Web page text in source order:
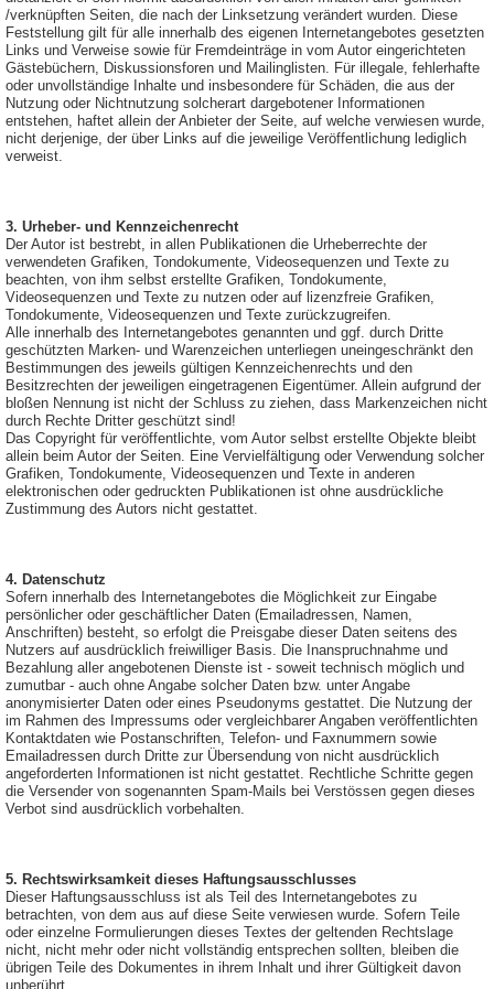
/verknüpften Seiten, die nach der Linksetzung verändert wurden. Diese
Feststellung gilt für alle innerhalb des eigenen Internetangebotes gesetzten
Links und Verweise sowie für Fremdeinträge in vom Autor eingerichteten
Gästebüchern, Diskussionsforen und Mailinglisten. Für illegale, fehlerhafte
oder unvollständige Inhalte und insbesondere für Schäden, die aus der
Nutzung oder Nichtnutzung solcherart dargebotener Informationen
entstehen, haftet allein der Anbieter der Seite, auf welche verwiesen wurde,
nicht derjenige, der über Links auf die jeweilige Veröffentlichung lediglich
verweist.
3. Urheber- und Kennzeichenrecht
Der Autor ist bestrebt, in allen Publikationen die Urheberrechte der
verwendeten Grafiken, Tondokumente, Videosequenzen und Texte zu
beachten, von ihm selbst erstellte Grafiken, Tondokumente,
Videosequenzen und Texte zu nutzen oder auf lizenzfreie Grafiken,
Tondokumente, Videosequenzen und Texte zurückzugreifen.
Alle innerhalb des Internetangebotes genannten und ggf. durch Dritte
geschützten Marken- und Warenzeichen unterliegen uneingeschränkt den
Bestimmungen des jeweils gültigen Kennzeichenrechts und den
Besitzrechten der jeweiligen eingetragenen Eigentümer. Allein aufgrund der
bloßen Nennung ist nicht der Schluss zu ziehen, dass Markenzeichen nicht
durch Rechte Dritter geschützt sind!
Das Copyright für veröffentlichte, vom Autor selbst erstellte Objekte bleibt
allein beim Autor der Seiten. Eine Vervielfältigung oder Verwendung solcher
Grafiken, Tondokumente, Videosequenzen und Texte in anderen
elektronischen oder gedruckten Publikationen ist ohne ausdrückliche
Zustimmung des Autors nicht gestattet.
4. Datenschutz
Sofern innerhalb des Internetangebotes die Möglichkeit zur Eingabe
persönlicher oder geschäftlicher Daten (Emailadressen, Namen,
Anschriften) besteht, so erfolgt die Preisgabe dieser Daten seitens des
Nutzers auf ausdrücklich freiwilliger Basis. Die Inanspruchnahme und
Bezahlung aller angebotenen Dienste ist - soweit technisch möglich und
zumutbar - auch ohne Angabe solcher Daten bzw. unter Angabe
anonymisierter Daten oder eines Pseudonyms gestattet. Die Nutzung der
im Rahmen des Impressums oder vergleichbarer Angaben veröffentlichten
Kontaktdaten wie Postanschriften, Telefon- und Faxnummern sowie
Emailadressen durch Dritte zur Übersendung von nicht ausdrücklich
angeforderten Informationen ist nicht gestattet. Rechtliche Schritte gegen
die Versender von sogenannten Spam-Mails bei Verstössen gegen dieses
Verbot sind ausdrücklich vorbehalten.
5. Rechtswirksamkeit dieses Haftungsausschlusses
Dieser Haftungsausschluss ist als Teil des Internetangebotes zu
betrachten, von dem aus auf diese Seite verwiesen wurde. Sofern Teile
oder einzelne Formulierungen dieses Textes der geltenden Rechtslage
nicht, nicht mehr oder nicht vollständig entsprechen sollten, bleiben die
übrigen Teile des Dokumentes in ihrem Inhalt und ihrer Gültigkeit davon
unberührt.